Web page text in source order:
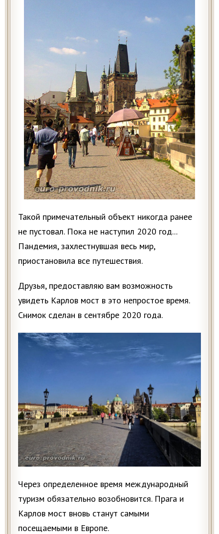
Такой примечательный объект никогда ранее
не пустовал. Пока не наступил 2020 год...
Пандемия, захлестнувшая весь мир,
приостановила все путешествия.
Друзья, предоставляю вам возможность
увидеть Карлов мост в это непростое время.
Снимок сделан в сентябре 2020 года.
Через определенное время международный
туризм обязательно возобновится. Прага и
Карлов мост вновь станут самыми
посещаемыми в Европе.